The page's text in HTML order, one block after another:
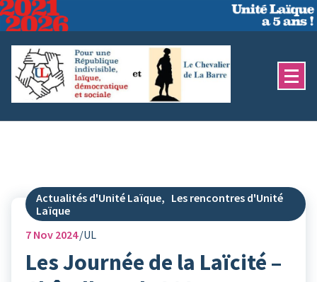
Aller
au
contenu
Actualités d'Unité Laïque, Les rencontres d'Unité
Laïque
7 Nov 2024 UL
Les Journée de la Laïcité –